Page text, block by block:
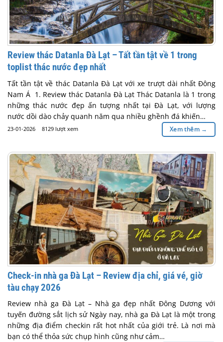
Review thác Datanla Đà Lạt – Tất tần tật về 1 trong
toplist thác nước đẹp nhất
Tất tần tật về thác Datanla Đà Lạt với xe trượt dài nhất Đông
Nam Á 1. Review thác Datanla Đà Lạt Thác Datanla là 1 trong
những thác nước đẹp ấn tượng nhất tại Đà Lạt, với lượng
nước dồi dào chảy quanh năm qua nhiều ghềnh đá khiến…
23-01-2026 8129 lượt xem Xem thêm →
Check-in nhà ga Đà Lạt – Review địa chỉ, giá vé, giờ
tàu chạy 2026
Review nhà ga Đà Lạt – Nhà ga đẹp nhất Đông Dương với
tuyến đường sắt lịch sử Ngày nay, nhà ga Đà Lạt là một trong
những địa điểm checkin rất hot nhất của giới trẻ. Là nơi mà
bạn có thể thỏa sức chụp hình cũng như cảm…